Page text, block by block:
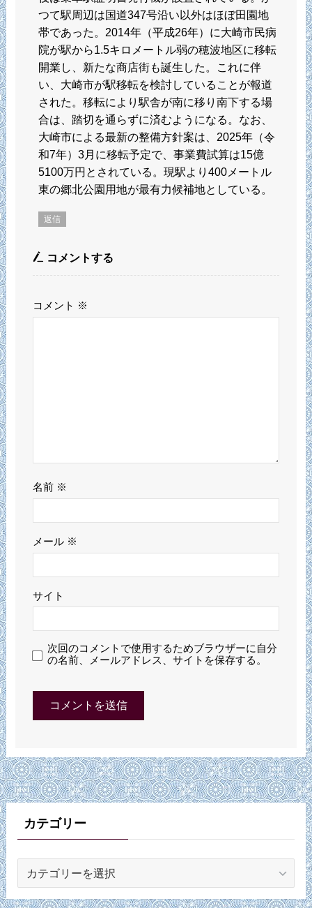
つて駅周辺は国道347号沿い以外はほぼ田園地
帯であった。2014年（平成26年）に大崎市民病
院が駅から1.5キロメートル弱の穂波地区に移転
開業し、新たな商店街も誕生した。これに伴
い、大崎市が駅移転を検討していることが報道
された。移転により駅舎が南に移り南下する場
合は、踏切を通らずに済むようになる。なお、
大崎市による最新の整備方針案は、2025年（令
和7年）3月に移転予定で、事業費試算は15億
5100万円とされている。現駅より400メートル
東の郷北公園用地が最有力候補地としている。
返信
コメントする
コメント ※
名前 ※
メール ※
サイト
次回のコメントで使用するためブラウザーに自分
の名前、メールアドレス、サイトを保存する。
カテゴリー
ゴ